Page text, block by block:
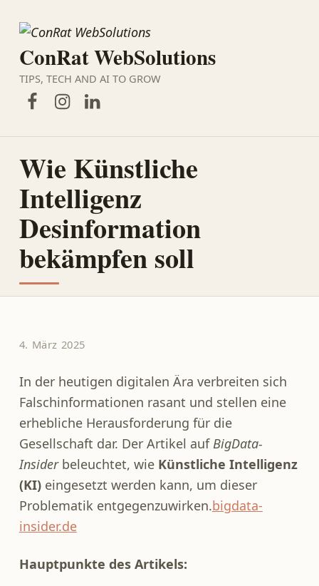
ConRat WebSolutions
TIPS, TECH AND AI TO GROW
Facebook
Instagram
LinkedIn
Wie Künstliche
Intelligenz
Desinformation
bekämpfen soll
4. März 2025
In der heutigen digitalen Ära verbreiten sich
Falschinformationen rasant und stellen eine
erhebliche Herausforderung für die
Gesellschaft dar. Der Artikel aufBigData-
Insiderbeleuchtet, wie Künstliche Intelligenz
(KI)eingesetzt werden kann, um dieser
Problematik entgegenzuwirken.​bigdata-
insider.de
Hauptpunkte des Artikels: